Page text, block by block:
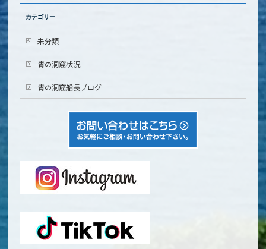
カテゴリー
未分類
青の洞窟状況
青の洞窟船長ブログ